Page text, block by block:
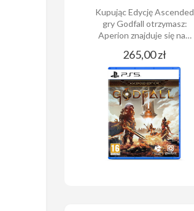
Kupując Edycję Ascended
gry Godfall otrzymasz:
Aperion znajduje się na…
265,00 zł